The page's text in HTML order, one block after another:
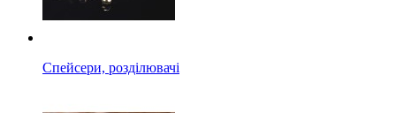
Спейсери, розділювачі